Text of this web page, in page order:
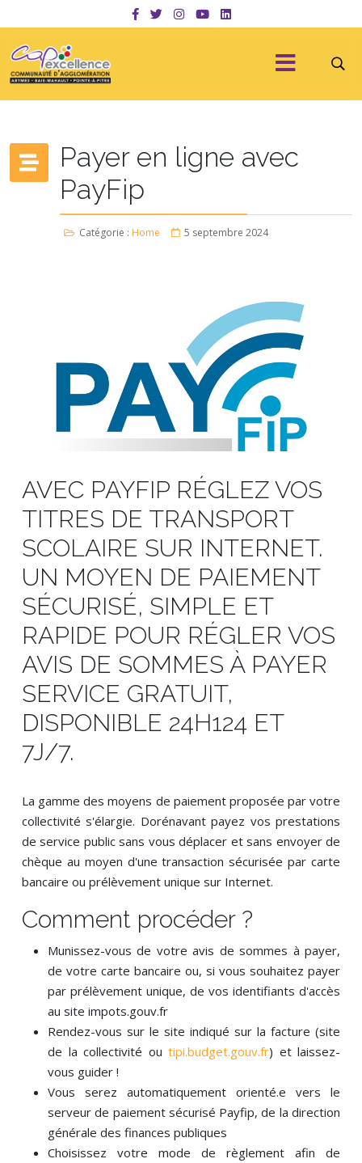
Payer en ligne avec
PayFip
Catégorie : Home 5 septembre 2024
AVEC PAYFIP RÉGLEZ VOS
TITRES DE TRANSPORT
SCOLAIRE SUR INTERNET.
UN MOYEN DE PAIEMENT
SÉCURISÉ, SIMPLE ET
RAPIDE POUR RÉGLER VOS
AVIS DE SOMMES À PAYER
SERVICE GRATUIT,
DISPONIBLE 24H124 ET
7J/7.
La gamme des moyens de paiement proposée par votre
collectivité s'élargie. Dorénavant payez vos prestations
de service public sans vous déplacer et sans envoyer de
chèque au moyen d'une transaction sécurisée par carte
bancaire ou prélèvement unique sur Internet.
Comment procéder ?
Munissez-vous de votre avis de sommes à payer,
de votre carte bancaire ou, si vous souhaitez payer
par prélèvement unique, de vos identifiants d'accès
au site impots.gouv.fr
Rendez-vous sur le site indiqué sur la facture (site
de la collectivité ou tipi.budget.gouv.fr) et laissez-
vous guider !
Vous serez automatiquement orienté.e vers le
serveur de paiement sécurisé Payfip, de la direction
générale des finances publiques
Choisissez votre mode de règlement afin de